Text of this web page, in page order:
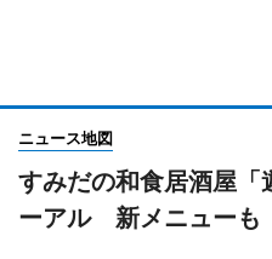
ニュース地図
すみだの和食居酒屋「
ーアル 新メニューも